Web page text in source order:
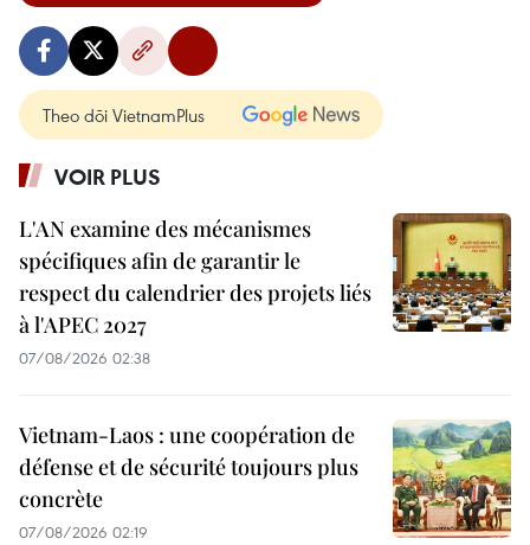
Theo dõi VietnamPlus
VOIR PLUS
L'AN examine des mécanismes
spécifiques afin de garantir le
respect du calendrier des projets liés
à l'APEC 2027
07/08/2026 02:38
Vietnam-Laos : une coopération de
défense et de sécurité toujours plus
concrète
07/08/2026 02:19